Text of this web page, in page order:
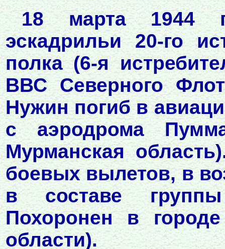
18 марта 1944
эскадрильи 20-го
полка (6-я
ВВС Северного
Нужин погиб в
с аэродрома
Мурманская
боевых вылетов, в
в составе
Похоронен в
области).